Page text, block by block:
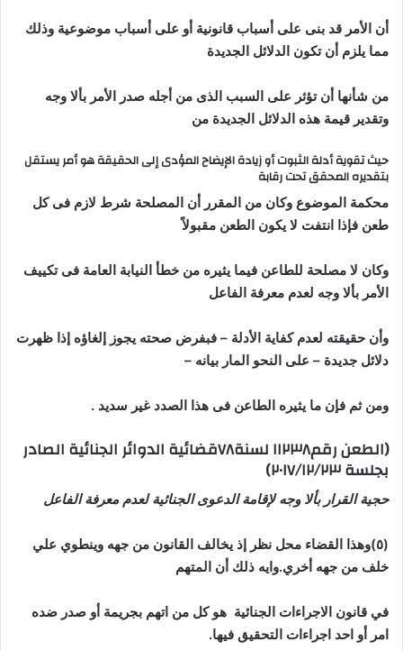
أن الأمر قد بنى على أسباب قانونية أو على أسباب موضوعية وذلك
مما يلزم أن تكون الدلائل الجديدة
من شأنها أن تؤثر على السبب الذى من أجله صدر الأمر بألا وجه
وتقدير قيمة هذه الدلائل الجديدة من
حيث تقوية أدلة الثبوت أو زيادة الإيضاح المؤدى إلى الحقيقة هو أمر يستقل
بتقديره المحقق تحت رقابة
محكمة الموضوع وكان من المقرر أن المصلحة شرط لازم فى كل
طعن فإذا انتفت لا يكون الطعن مقبولاً
وكان لا مصلحة للطاعن فيما يثيره من خطأ النيابة العامة فى تكييف
الأمر بألا وجه لعدم معرفة الفاعل
وأن حقيقته لعدم كفاية الأدلة – فبفرض صحته يجوز إلغاؤه إذا ظهرت
دلائل جديدة – على النحو المار بيانه –
ومن ثم فإن ما يثيره الطاعن فى هذا الصدد غير سديد .
(الطعن رقم١١٢٣٨ لسنة٧٨قضائية الدوائر الجنائية الصادر
بجلسة ٢٠١٧/١٢/٢٣)
حجية القرار بألا وجه لإقامة الدعوى الجنائية لعدم معرفة الفاعل
(٥)وهذا القضاء محل نظر إذ يخالف القانون من جهه وينطوي علي
خلف من جهه أخري.وايه ذلك أن المتهم
في قانون الاجراءات الجنائية هو كل من اتهم بجريمة أو صدر ضده
امر أو احد اجراءات التحقيق فيها.